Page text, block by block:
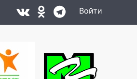
Войти